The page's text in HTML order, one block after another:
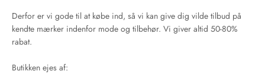
Derfor er vi gode til at købe ind, så vi kan give dig vilde tilbud på
kendte mærker indenfor mode og tilbehør. Vi giver altid 50-80%
rabat.
Butikken ejes af: